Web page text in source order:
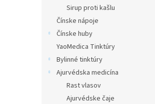
Sirup proti kašlu
Čínske nápoje
Čínske huby
YaoMedica Tinktúry
Bylinné tinktúry
Ajurvédska medicína
Rast vlasov
Ajurvédske čaje